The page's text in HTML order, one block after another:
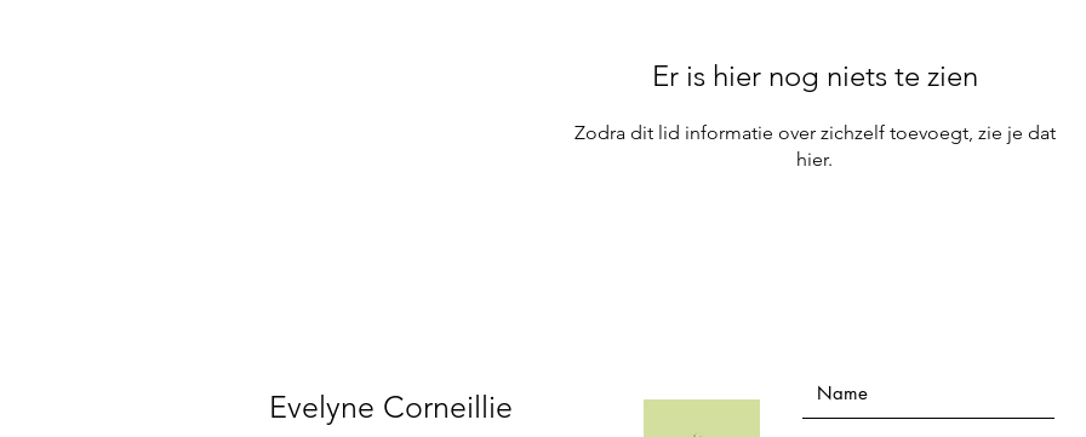
Er is hier nog niets te zien
Zodra dit lid informatie over zichzelf toevoegt, zie je dat
hier.
Evelyne Corneillie